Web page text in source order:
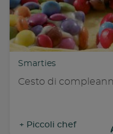
Smarties
Cesto di
+ Piccoli chef